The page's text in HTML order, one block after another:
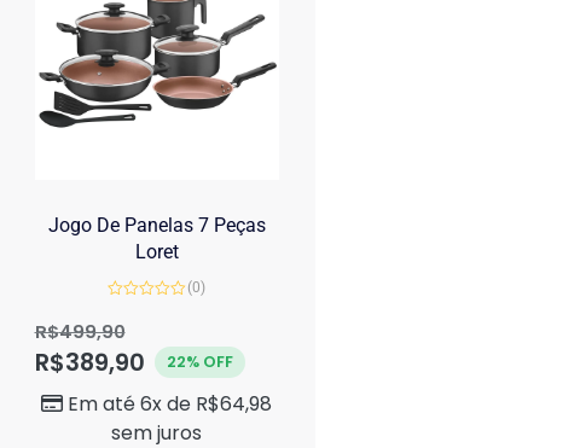
Jogo De Panelas 7 Peças
Loret
0
de
(0)
R$499,90
R$389,90 22% OFF
Em até 6x de R$64,98
sem juros